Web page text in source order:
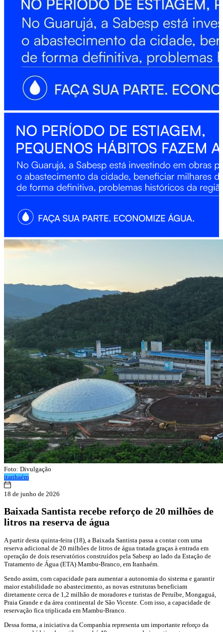
Foto: Divulgação
itanhaém
18 de junho de 2026
Baixada Santista recebe reforço de 20 milhões de
litros na reserva de água
A partir desta quinta-feira (18), a Baixada Santista passa a contar com uma
reserva adicional de 20 milhões de litros de água tratada graças à entrada em
operação de dois reservatórios construídos pela Sabesp ao lado da Estação de
Tratamento de Água (ETA) Mambu-Branco, em Itanhaém.
Sendo assim, com capacidade para aumentar a autonomia do sistema e garantir
maior estabilidade no abastecimento, as novas estruturas beneficiam
diretamente cerca de 1,2 milhão de moradores e turistas de Peruíbe, Mongaguá,
Praia Grande e da área continental de São Vicente. Com isso, a capacidade de
reservação fica triplicada em Mambu-Branco.
Dessa forma, a iniciativa da Companhia representa um importante reforço da